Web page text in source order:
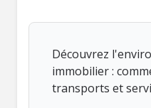
Découvrez
immobilier :
transports et